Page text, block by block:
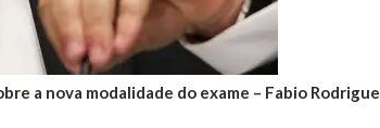
a nova modalidade do exame – Fabio